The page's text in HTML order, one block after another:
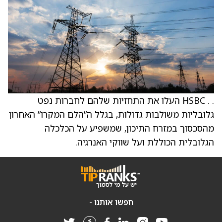
. . HSBC העלו את התחזיות שלהם לחברות נפט
גלובליות משולבות גדולות, בגלל ה”הלם המקרו” האחרון
מהסכסוך במזרח התיכון, שמשפיע על הכלכלה
הגלובלית הכוללת ועל שווקי האנרגיה.
חפשו אותנו -